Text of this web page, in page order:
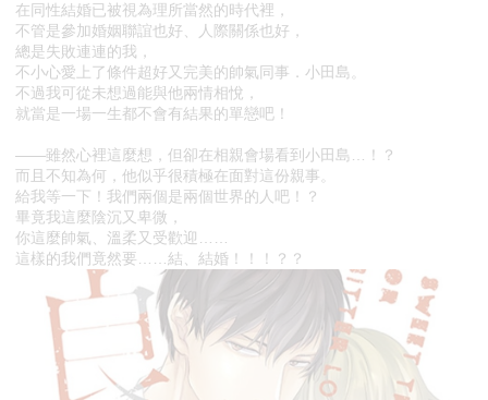
在同性結婚已被視為理所當然的時代裡，
不管是參加婚姻聯誼也好、人際關係也好，
總是失敗連連的我，
不小心愛上了條件超好又完美的帥氣同事．小田島。
不過我可從未想過能與他兩情相悅，
就當是一場一生都不會有結果的單戀吧！
——雖然心裡這麼想，但卻在相親會場看到小田島…！？
而且不知為何，他似乎很積極在面對這份親事。
給我等一下！我們兩個是兩個世界的人吧！？
畢竟我這麼陰沉又卑微，
你這麼帥氣、溫柔又受歡迎……
這樣的我們竟然要……結、結婚！！！？？